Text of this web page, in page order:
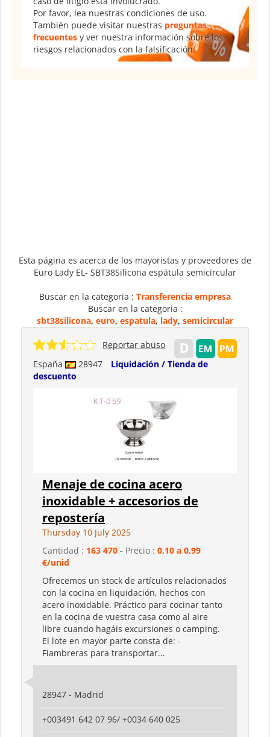
Por favor, lea nuestras condiciones de uso.
También puede visitar nuestras preguntas
frecuentes y ver nuestra información sobre los
riesgos relacionados con la falsificación.
Esta página es acerca de los mayoristas y proveedores de
Euro Lady EL- SBT38Silicona espátula semicircular
Buscar en la categoria : Transferencia empresa
Buscar en la categoria :
sbt38silicona, euro, espatula, lady, semicircular
España 28947
Liquidación / Tienda de
descuento
Reportar abuso
Menaje de cocina acero
inoxidable + accesorios de
repostería
Thursday 10 July 2025
Cantidad : 163 470 - Precio : 0,10 a 0,99
€/unid
Ofrecemos un stock de artículos relacionados
con la cocina en liquidación, hechos con
acero inoxidable. Práctico para cocinar tanto
en la cocina de vuestra casa como al aire
libre cuando hagáis excursiones o camping.
El lote en mayor parte consta de: -
Fiambreras para transportar...
28947 - Madrid
+003491 642 07 96/ +0034 640 025